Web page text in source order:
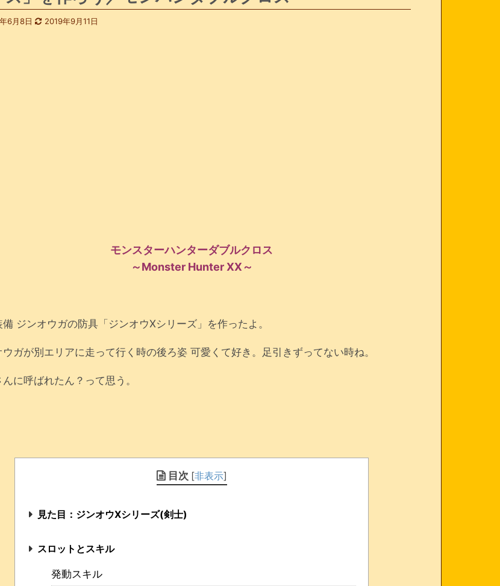
6月8日 2019年9月11日
モンスターハンターダブルクロス
～Monster Hunter XX～
ジンオウガの防具「ジンオウXシリーズ」を作ったよ。
ウガが別エリアに走って行く時の後ろ姿 可愛くて好き。足引きずってない時ね。
に呼ばれたん？って思う。
目次 [非表示]
見た目：ジンオウXシリーズ(剣士)
スロットとスキル
発動スキル